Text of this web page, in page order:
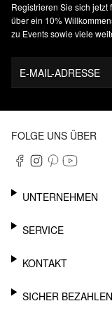
Registrieren Sie sich jetzt
über ein 10%
zu Events sowie viele
E-MAIL-ADRESSE
FOLGE UNS ÜBER
UNTERNEHMEN
KARRIERE
SERVICE
NEWSLETTER
MEIN KONTO
KONTAKT
SUPPORT
SICHER BEZAHLEN